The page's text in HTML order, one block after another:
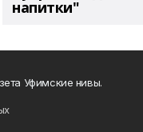
напитки"
Уфимские нивы.